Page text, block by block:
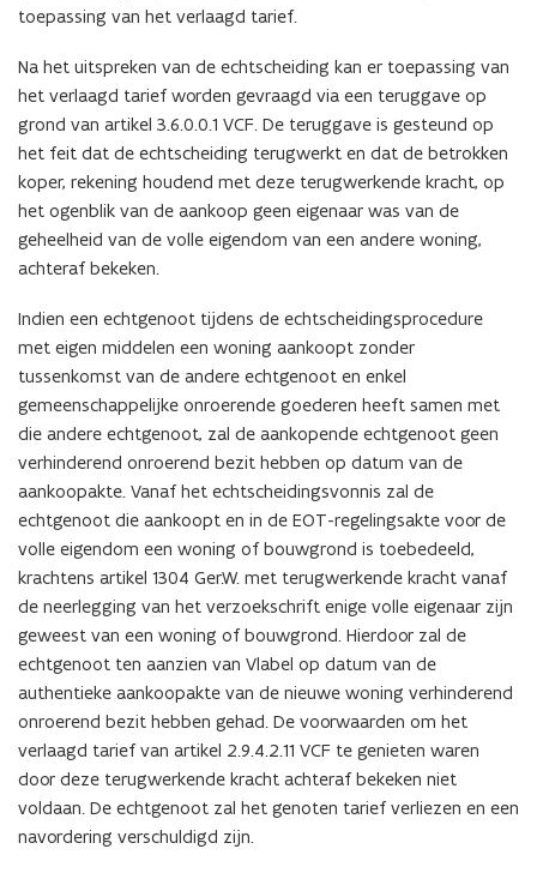
toepassing van het verlaagd tarief.
Na het uitspreken van de echtscheiding kan er toepassing van
het verlaagd tarief worden gevraagd via een teruggave op
grond van artikel 3.6.0.0.1 VCF. De teruggave is gesteund op
het feit dat de echtscheiding terugwerkt en dat de betrokken
koper, rekening houdend met deze terugwerkende kracht, op
het ogenblik van de aankoop geen eigenaar was van de
geheelheid van de volle eigendom van een andere woning,
achteraf bekeken.
Indien een echtgenoot tijdens de echtscheidingsprocedure
met eigen middelen een woning aankoopt zonder
tussenkomst van de andere echtgenoot en enkel
gemeenschappelijke onroerende goederen heeft samen met
die andere echtgenoot, zal de aankopende echtgenoot geen
verhinderend onroerend bezit hebben op datum van de
aankoopakte. Vanaf het echtscheidingsvonnis zal de
echtgenoot die aankoopt en in de EOT-regelingsakte voor de
volle eigendom een woning of bouwgrond is toebedeeld,
krachtens artikel 1304 Ger.W. met terugwerkende kracht vanaf
de neerlegging van het verzoekschrift enige volle eigenaar zijn
geweest van een woning of bouwgrond. Hierdoor zal de
echtgenoot ten aanzien van Vlabel op datum van de
authentieke aankoopakte van de nieuwe woning verhinderend
onroerend bezit hebben gehad. De voorwaarden om het
verlaagd tarief van artikel 2.9.4.2.11 VCF te genieten waren
door deze terugwerkende kracht achteraf bekeken niet
voldaan. De echtgenoot zal het genoten tarief verliezen en een
navordering verschuldigd zijn.